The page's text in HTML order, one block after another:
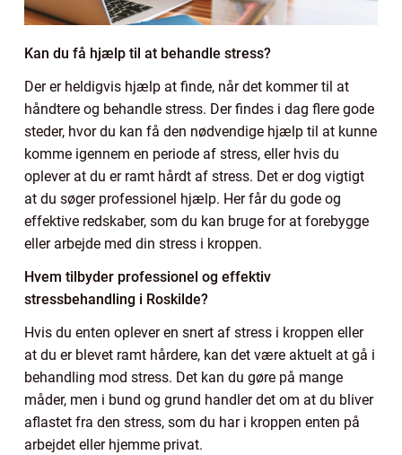
Kan du få hjælp til at behandle stress?
Der er heldigvis hjælp at finde, når det kommer til at
håndtere og behandle stress. Der findes i dag flere gode
steder, hvor du kan få den nødvendige hjælp til at kunne
komme igennem en periode af stress, eller hvis du
oplever at du er ramt hårdt af stress. Det er dog vigtigt
at du søger professionel hjælp. Her får du gode og
effektive redskaber, som du kan bruge for at forebygge
eller arbejde med din stress i kroppen.
Hvem tilbyder professionel og effektiv
stressbehandling i Roskilde?
Hvis du enten oplever en snert af stress i kroppen eller
at du er blevet ramt hårdere, kan det være aktuelt at gå i
behandling mod stress. Det kan du gøre på mange
måder, men i bund og grund handler det om at du bliver
aflastet fra den stress, som du har i kroppen enten på
arbejdet eller hjemme privat.